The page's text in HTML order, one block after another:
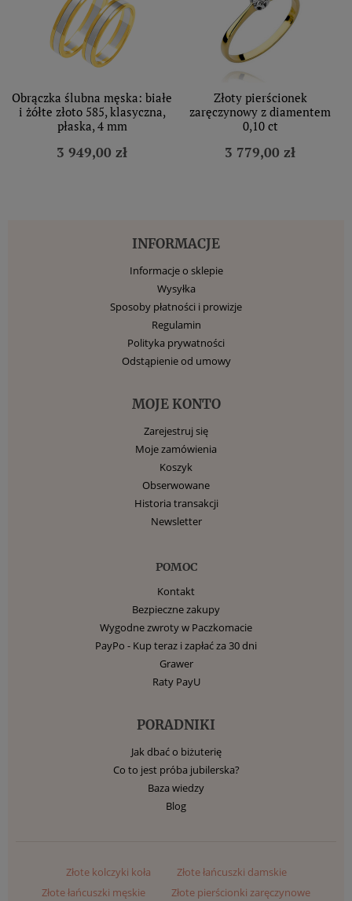
Obrączka ślubna męska: białe
i żółte złoto 585, klasyczna,
płaska, 4 mm
3 949,00 zł
Złoty pierścionek
zaręczynowy z diamentem
0,10 ct
3 779,00 zł
INFORMACJE
Informacje o sklepie
Wysyłka
Sposoby płatności i prowizje
Regulamin
Polityka prywatności
Odstąpienie od umowy
MOJE KONTO
Zarejestruj się
Moje zamówienia
Koszyk
Obserwowane
Historia transakcji
Newsletter
POMOC
Kontakt
Bezpieczne zakupy
Wygodne zwroty w Paczkomacie
PayPo - Kup teraz i zapłać za 30 dni
Grawer
Raty PayU
PORADNIKI
Jak dbać o biżuterię
Co to jest próba jubilerska?
Baza wiedzy
Blog
Złote kolczyki koła
Złote łańcuszki damskie
Złote łańcuszki męskie
Złote pierścionki zaręczynowe